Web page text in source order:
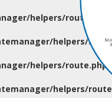
helpers/route.php
helpers/
helpers/route.php
helpers/